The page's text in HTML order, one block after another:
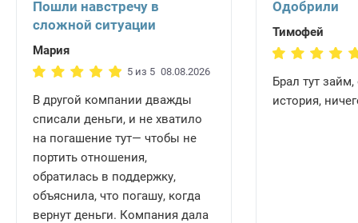
Пошли навстречу в
сложной ситуации
Мария
5 из 5 08.08.2026
В другой компании дважды
списали деньги, и не хватило
на погашение тут— чтобы не
портить отношения,
обратилась в поддержку,
объяснила, что погашу, когда
вернут деньги. Компания дала
Одобрили
Тимофей
Брал тут
история,